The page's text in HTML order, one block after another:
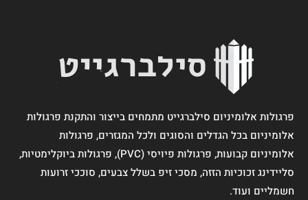
פרגולות אלומיניום סילברגייט מתמחים בייצור והתקנת פרגולות
אלומיניום בכל הגדלים והסוגים ולכל המגזרים, פרגולות
אלומיניום קבועות, פרגולות פיויסי (PVC), פרגולות ביוקלימטיות,
סליידינג זכוכיות הזזה, מסכי זיפ בשלל צבעים, סוככי זרועות
חשמליים ועוד.